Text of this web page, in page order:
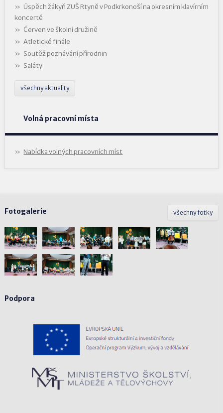
Úspěch žákyň ZUŠ Rtyně v Podkrkonoší na okresním klavírním
koncertě
Červen ve školní družině
Atletické finále
Soutěž poznávání přírodnin
Saláty
všechny aktuality
Volná pracovní místa
Nabídka volných pracovních míst
všechny fotky
Fotogalerie
Podpora